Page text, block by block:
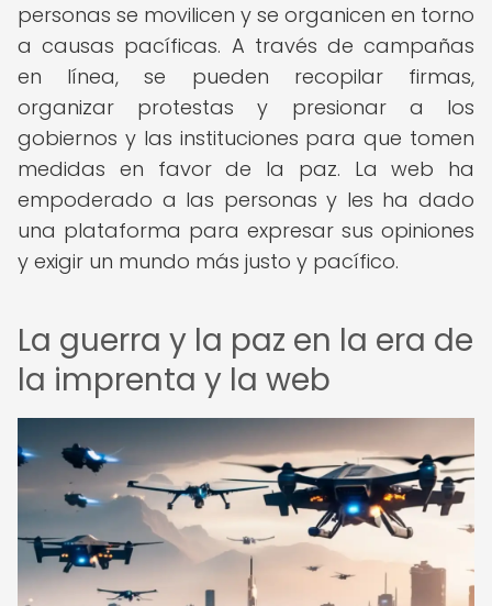
personas se movilicen y se organicen en torno
a causas pacíficas. A través de campañas
en línea, se pueden recopilar firmas,
organizar protestas y presionar a los
gobiernos y las instituciones para que tomen
medidas en favor de la paz. La web ha
empoderado a las personas y les ha dado
una plataforma para expresar sus opiniones
y exigir un mundo más justo y pacífico.
La guerra y la paz en la era de
la imprenta y la web